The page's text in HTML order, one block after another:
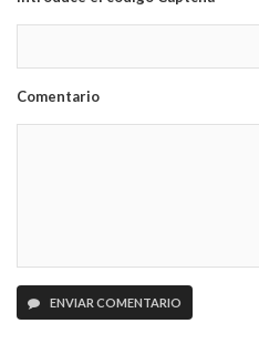
Comentario
ENVIAR COMENTARIO